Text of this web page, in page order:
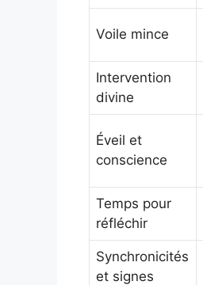
Voile mince
Intervention
divine
Éveil et
conscience
Temps pour
réfléchir
Synchronicités
et signes